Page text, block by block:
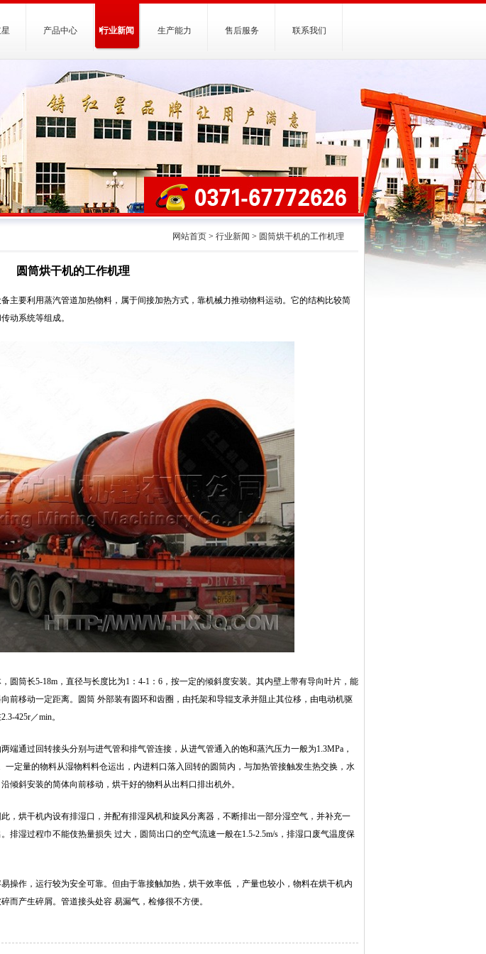
产品中心 行业新闻 生产能力 售后服务 联系我们
网站首页> 行业新闻 > 圆筒烘干机的工作机理
圆筒烘干机的工作机理
主要利用蒸汽管道加热物料，属于间接加热方式，靠机械力推动物料运动。它的结构比较简
动系统等组成。
圆筒长5-18m，直径与长度比为1：4-1：6，按一定的倾斜度安装。其内壁上带有导向叶片，能
前移动一定距离。圆筒 外部装有圆环和齿圈，由托架和导辊支承并阻止其位移，由电动机驱
425r／min。
端通过回转接头分别与进气管和排气管连接，从进气管通入的饱和蒸汽压力一般为1.3MPa，
一定量的物料从湿物料料仓运出，内进料口落入回转的圆筒内，与加热管接触发生热交换，水
倾斜安装的简体向前移动，烘干好的物料从出料口排出机外。
，烘干机内设有排湿口，并配有排湿风机和旋风分离器，不断排出一部分湿空气，并补充一
排湿过程巾不能伎热量损失 过大，圆筒出口的空气流速一般在1.5-2.5m/s，排湿口废气温度保
操作，运行较为安全可靠。但由于靠接触加热，烘干效率低 ，产量也较小，物料在烘干机内
而产生碎屑。管道接头处容 易漏气，检修很不方便。